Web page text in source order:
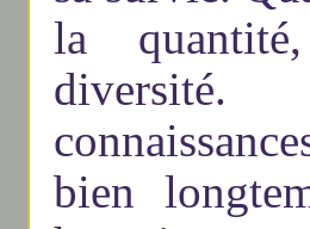
la
bien